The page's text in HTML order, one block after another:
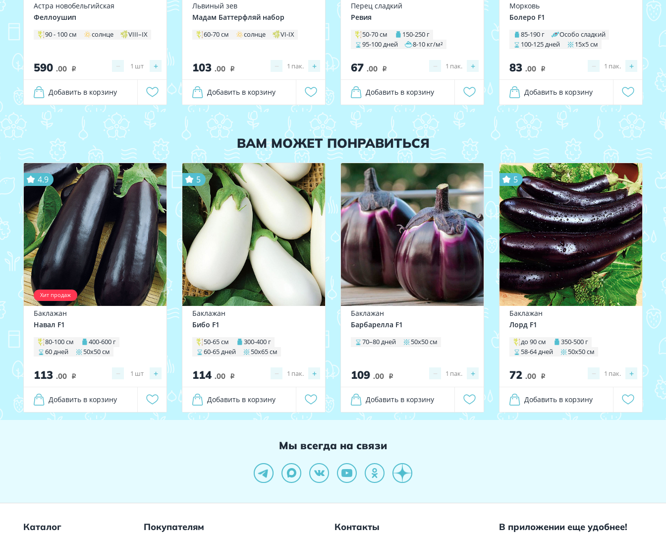
Астра новобельгийская
Феллоушип
90 - 100 см солнце VIII–IX
590 .00 i − +
1 шт
Добавить в корзину
Львиный зев
Мадам Баттерфляй набор
60-70 см солнце VI-IX
103 .00 i − +
1 пак.
Добавить в корзину
Перец сладкий
Ревия
50-70 см
150-250 г
95-100 дней
8-10 кг/м²
67 .00 i − +
1 пак.
Добавить в корзину
Морковь
Болеро F1
85-190 г
Особо сладкий
100-125 дней
15х5 см
83 .00 i − +
1 пак.
Добавить в корзину
ВАМ МОЖЕТ ПОНРАВИТЬСЯ
Хит продаж
4.9
Баклажан
Навал F1
80-100 см
400-600 г
60 дней
50х50 см
113 .00 i − +
1 шт
Добавить в корзину
5
Баклажан
Бибо F1
50-65 см
300-400 г
60-65 дней
50х65 см
114 .00 i − +
1 пак.
Добавить в корзину
Баклажан
Барбарелла F1
70–80 дней 50х50 см
109 .00 i − +
1 пак.
Добавить в корзину
5
Баклажан
Лорд F1
до 90 см
350-500 г
58-64 дней
50х50 см
72 .00 i − +
1 пак.
Добавить в корзину
Мы всегда на связи
Каталог Покупателям Контакты В приложении еще удобнее!